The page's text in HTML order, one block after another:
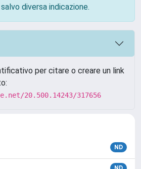
diversa indicazione.
per citare o creare un link
20.500.14243/317656
ND